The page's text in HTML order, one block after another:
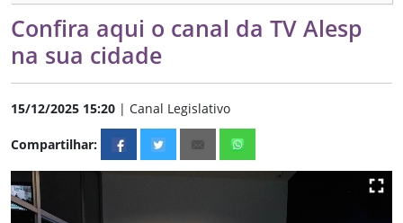
Confira aqui o canal da TV Alesp
na sua cidade
15/12/2025 15:20 | Canal Legislativo
Compartilhar: